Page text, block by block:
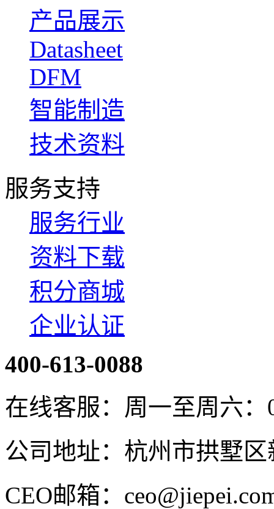
产品展示
Datasheet
DFM
智能制造
技术资料
服务支持
服务行业
资料下载
积分商城
企业认证
400-613-0088
在线客服：周一至周六：
公司地址：杭州市拱墅
CEO邮箱：